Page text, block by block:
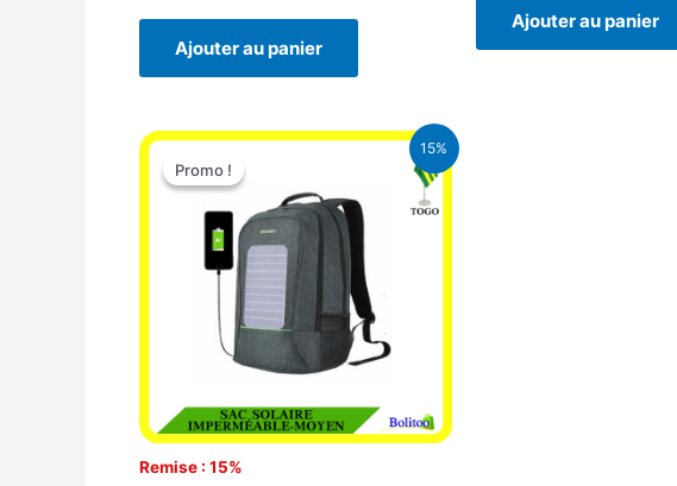
Ajouter au panier
Ajouter au panier
15%
Promo !
Remise : 15%
Promo !
Le
prix
initial
29.500 CFA.
Le
est :
25.000 CFA.